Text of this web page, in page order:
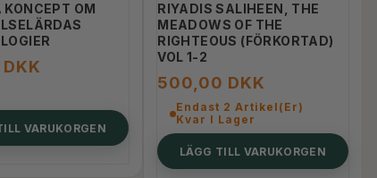
KONCEPT OM
VARUKORGEN
RIYADIS SALIHEEN, THE
MEADOWS OF THE
RIGHTEOUS (FÖRKORTAD)
VOL 1-2
500,00 DKK
Endast 2 Artikel(er)
Kvar I Lager
LÄGG TILL VARUKORGEN